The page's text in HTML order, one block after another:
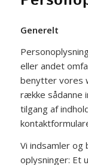
Generelt
eller andet
benytter vores
række sådanne
tilgang af
Vi indsamler
oplysninger: Et